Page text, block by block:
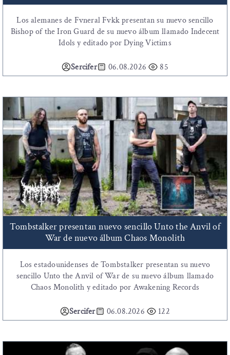
Los alemanes de Fvneral Fvkk presentan su nuevo sencillo
Bishop of the Iron Guard de su nuevo álbum llamado Indecent
Idols y editado por Dying Victims
Sercifer 06.08.2026 85
Tombstalker presentan nuevo sencillo Unto the Anvil of
War de nuevo álbum Chaos Monolith
Los estadounidenses de Tombstalker presentan su nuevo
sencillo Unto the Anvil of War de su nuevo álbum llamado
Chaos Monolith y editado por Awakening Records
Sercifer 06.08.2026 122